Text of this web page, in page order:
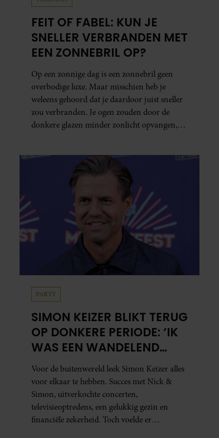
FEIT OF FABEL: KUN JE
SNELLER VERBRANDEN MET
EEN ZONNEBRIL OP?
Op een zonnige dag is een zonnebril geen
overbodige luxe. Maar misschien heb je
weleens gehoord dat je daardoor juist sneller
zou verbranden. Je ogen zouden door de
donkere glazen minder zonlicht opvangen,
ook echt? Wij zoeken uit hoe het zit.
PARTY
SIMON KEIZER BLIKT TERUG
OP DONKERE PERIODE: ‘IK
WAS EEN WANDELEND
HOOFD’
Voor de buitenwereld leek Simon Keizer alles
voor elkaar te hebben. Succes met Nick &
Simon, uitverkochte concerten,
televisieoptredens, een gelukkig gezin en
financiële zekerheid. Toch voelde er